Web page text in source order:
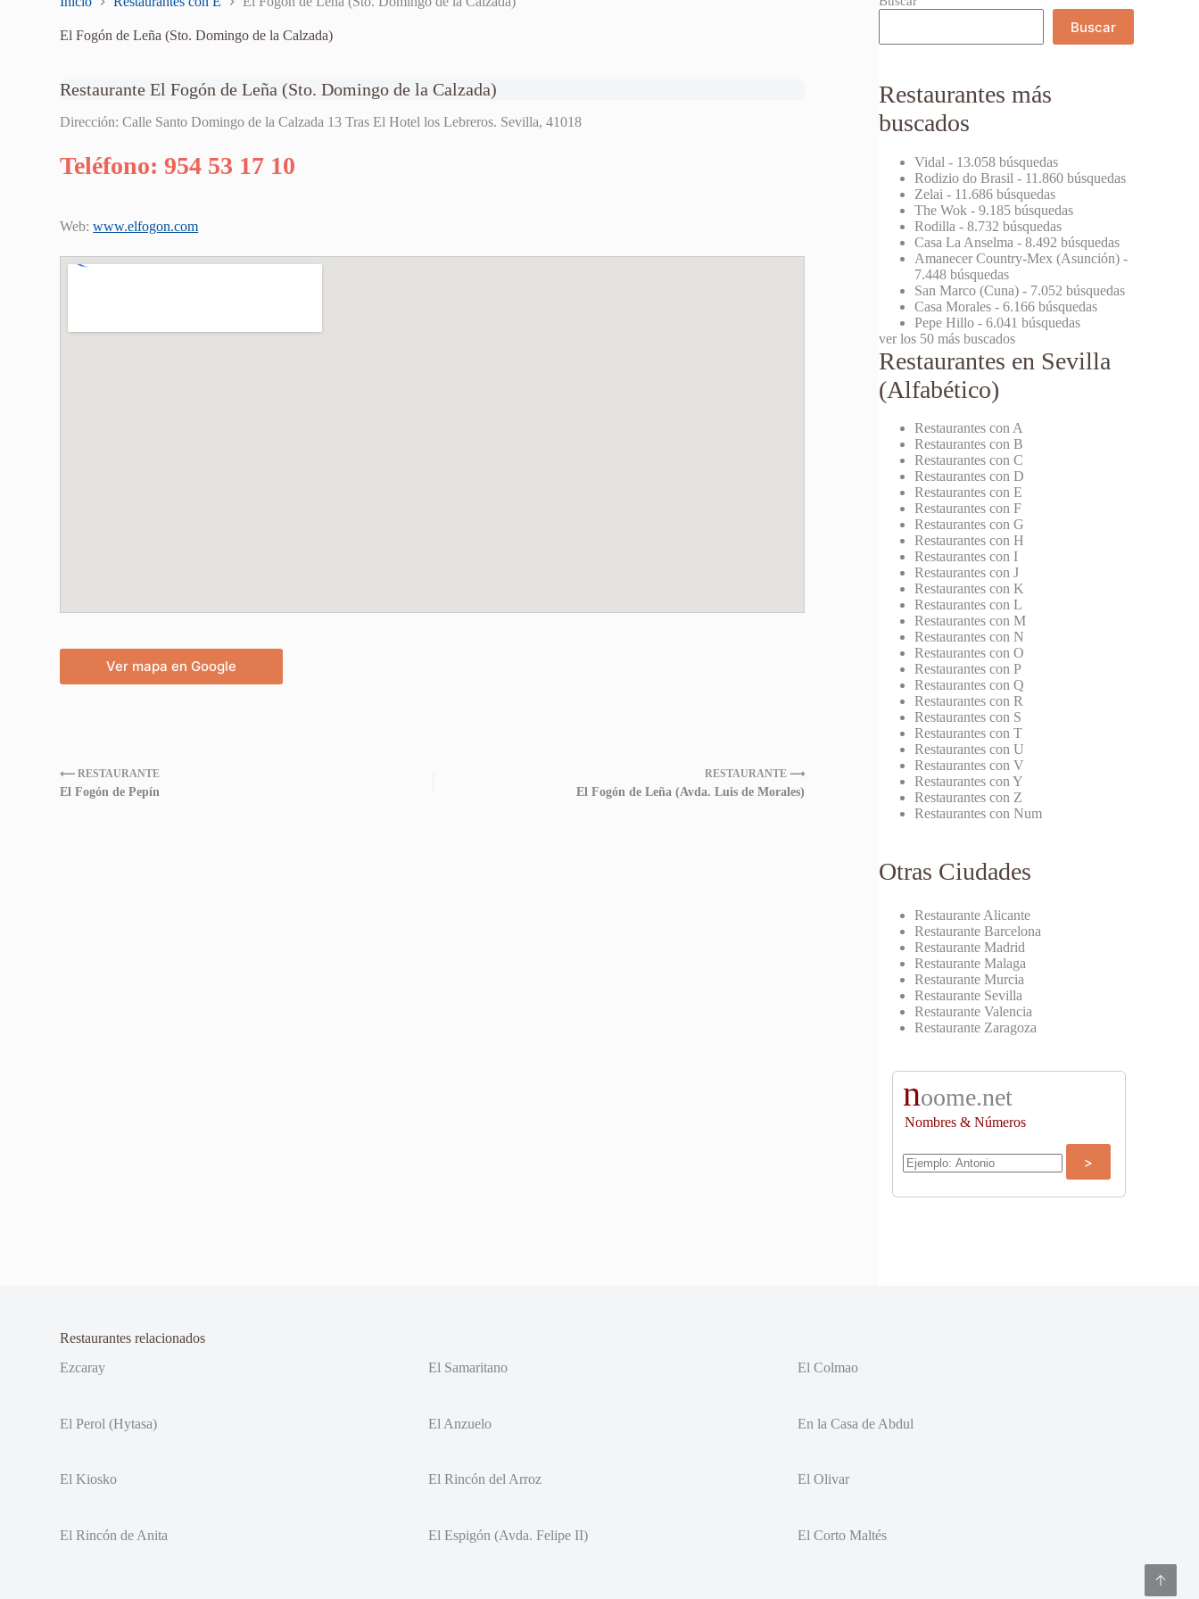
El Fogón de Leña (Sto. Domingo de la Calzada)
Restaurante El Fogón de Leña (Sto. Domingo de la Calzada)
Dirección: Calle Santo Domingo de la Calzada 13 Tras El Hotel los Lebreros. Sevilla, 41018
Teléfono: 954 53 17 10
Web:www.elfogon.com
Ver mapa en Google
⟵ RESTAURANTE
El Fogón de Pepín
RESTAURANTE ⟶
El Fogón de Leña (Avda. Luis de Morales)
Buscar
Restaurantes más
buscados
Vidal - 13.058 búsquedas
Rodizio do Brasil - 11.860 búsquedas
Zelai - 11.686 búsquedas
The Wok - 9.185 búsquedas
Rodilla - 8.732 búsquedas
Casa La Anselma - 8.492 búsquedas
Amanecer Country-Mex (Asunción) -
7.448 búsquedas
San Marco (Cuna) - 7.052 búsquedas
Casa Morales - 6.166 búsquedas
Pepe Hillo - 6.041 búsquedas
ver los 50 más buscados
Restaurantes en Sevilla
(Alfabético)
Restaurantes con A
Restaurantes con B
Restaurantes con C
Restaurantes con D
Restaurantes con E
Restaurantes con F
Restaurantes con G
Restaurantes con H
Restaurantes con I
Restaurantes con J
Restaurantes con K
Restaurantes con L
Restaurantes con M
Restaurantes con N
Restaurantes con O
Restaurantes con P
Restaurantes con Q
Restaurantes con R
Restaurantes con S
Restaurantes con T
Restaurantes con U
Restaurantes con V
Restaurantes con Y
Restaurantes con Z
Restaurantes con Num
Otras Ciudades
Restaurante Alicante
Restaurante Barcelona
Restaurante Madrid
Restaurante Malaga
Restaurante Murcia
Restaurante Sevilla
Restaurante Valencia
Restaurante Zaragoza
noome.net
Nombres & Números
Restaurantes relacionados
Ezcaray
El Samaritano El Colmao
El Perol (Hytasa) El Anzuelo En la Casa de Abdul
El Kiosko El Rincón del Arroz El Olivar
El Rincón de Anita El Espigón (Avda. Felipe II) El Corto Maltés